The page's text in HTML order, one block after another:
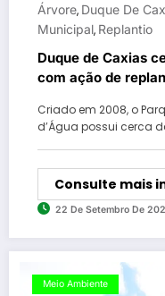
Árvore, Duque De
Municipal, Replantio
Duque de Caxias
com ação de
Criado em 2008, o
d’Água possui cerca
Consulte mais
22 De Setembro De
Meio Ambiente